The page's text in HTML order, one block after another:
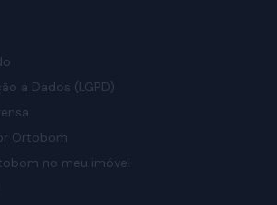
a Dados (LGPD)
Ortobom
no meu imóvel